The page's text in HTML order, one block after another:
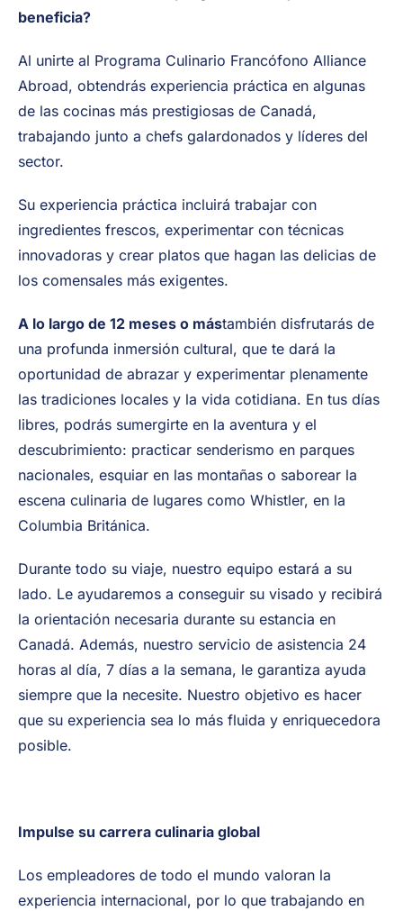
beneficia?
Al unirte al Programa Culinario Francófono Alliance
Abroad, obtendrás experiencia práctica en algunas
de las cocinas más prestigiosas de Canadá,
trabajando junto a chefs galardonados y líderes del
sector.
Su experiencia práctica incluirá trabajar con
ingredientes frescos, experimentar con técnicas
innovadoras y crear platos que hagan las delicias de
los comensales más exigentes.
A lo largo de 12 meses o mástambién disfrutarás de
una profunda inmersión cultural, que te dará la
oportunidad de abrazar y experimentar plenamente
las tradiciones locales y la vida cotidiana. En tus días
libres, podrás sumergirte en la aventura y el
descubrimiento: practicar senderismo en parques
nacionales, esquiar en las montañas o saborear la
escena culinaria de lugares como Whistler, en la
Columbia Británica.
Durante todo su viaje, nuestro equipo estará a su
lado. Le ayudaremos a conseguir su visado y recibirá
la orientación necesaria durante su estancia en
Canadá. Además, nuestro servicio de asistencia 24
horas al día, 7 días a la semana, le garantiza ayuda
siempre que la necesite. Nuestro objetivo es hacer
que su experiencia sea lo más fluida y enriquecedora
posible.
Impulse su carrera culinaria global
Los empleadores de todo el mundo valoran la
experiencia internacional, por lo que trabajando en